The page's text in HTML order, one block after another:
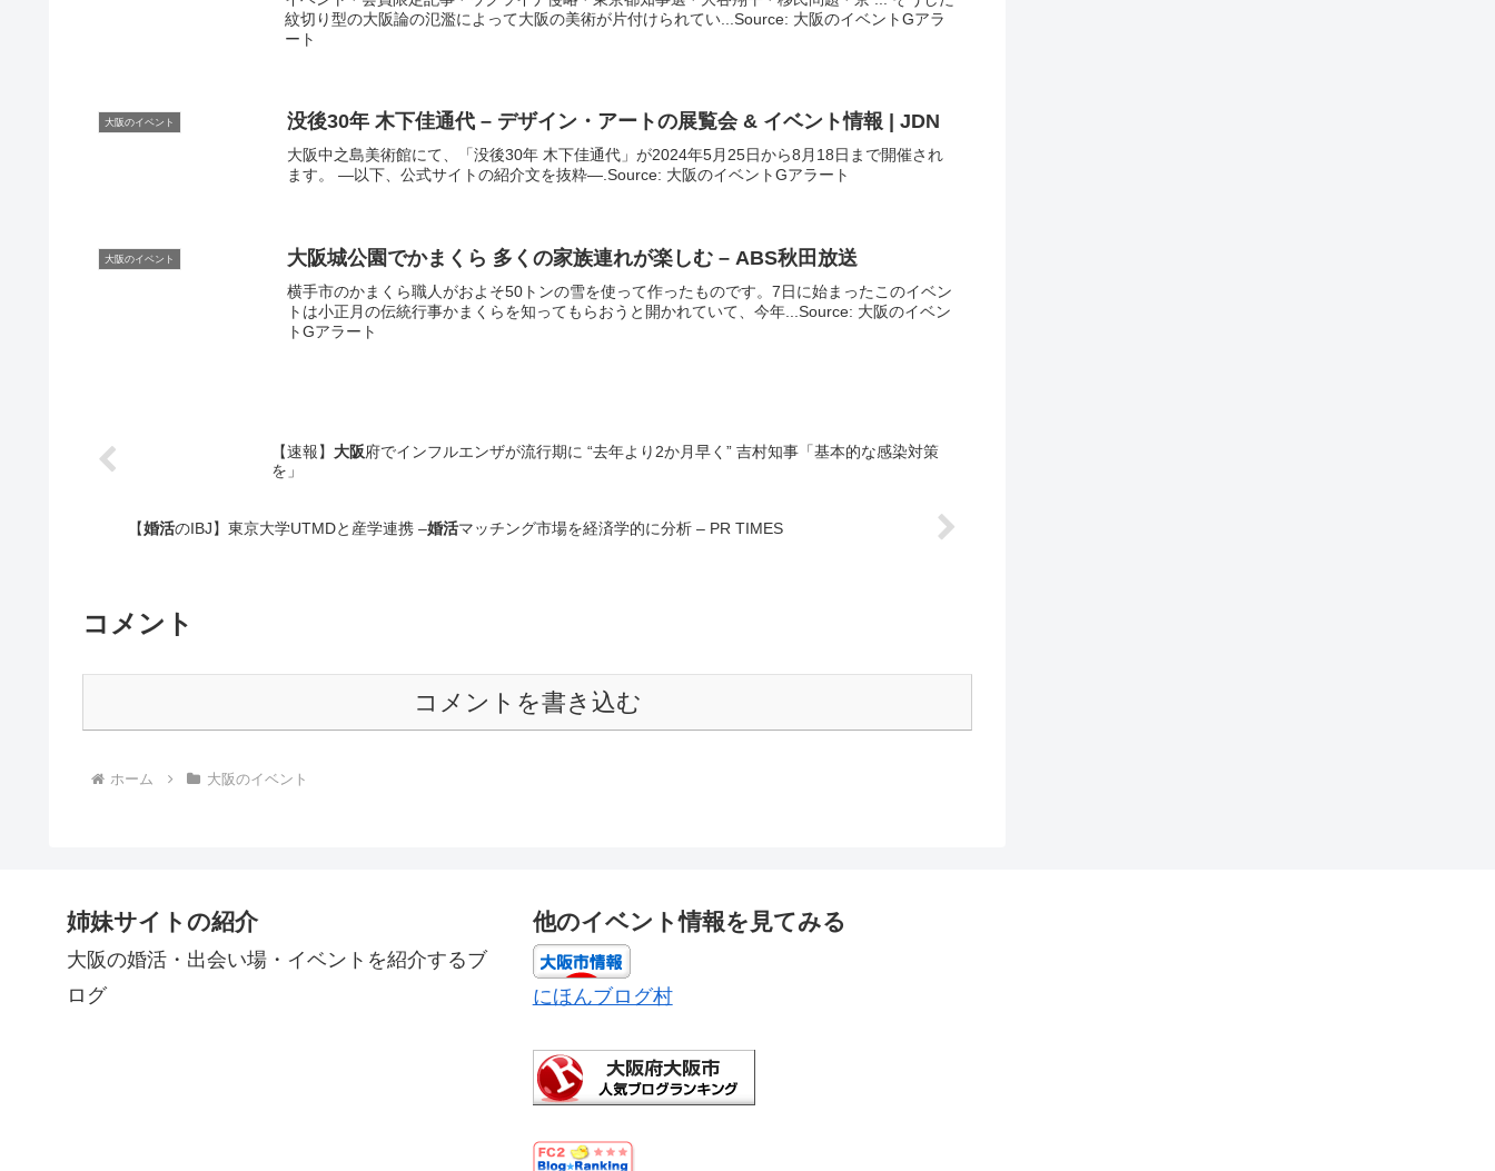
紋切り型の大阪論の氾濫によって大阪の美術が片付けられてい...Source: 大阪のイベントGアラ
ート
大阪のイベント 没後30年 木下佳通代 – デザイン・アートの展覧会 & イベント情報 | JDN
大阪中之島美術館にて、「没後30年 木下佳通代」が2024年5月25日から8月18日まで開催され
ます。 —以下、公式サイトの紹介文を抜粋—.Source: 大阪のイベントGアラート
大阪のイベント 大阪城公園でかまくら 多くの家族連れが楽しむ – ABS秋田放送
横手市のかまくら職人がおよそ50トンの雪を使って作ったものです。7日に始まったこのイベン
トは小正月の伝統行事かまくらを知ってもらおうと開かれていて、今年...Source: 大阪のイベン
トGアラート
【速報】 大阪府でインフルエンザが流行期に “去年より2か月早く” 吉村知事「基本的な感染対策
を」
【婚活のIBJ】東京大学UTMDと産学連携 –婚活マッチング市場を経済学的に分析 – PR TIMES
コメント
コメントを書き込む
ホーム 大阪のイベント
姉妹サイトの紹介
大阪の婚活・出会い場・イベントを紹介するブ
ログ
他のイベント情報を見てみる
にほんブログ村